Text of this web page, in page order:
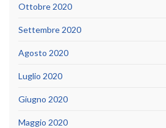
Ottobre 2020
Settembre 2020
Agosto 2020
Luglio 2020
Giugno 2020
Maggio 2020